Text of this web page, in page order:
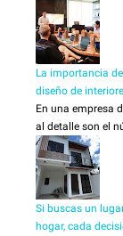
La importancia
diseño de
En una empresa
al detalle son el
Si buscas un
hogar, cada